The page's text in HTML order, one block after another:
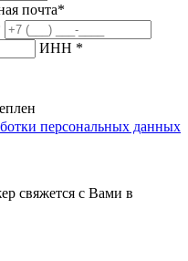
почта*
ИНН *
персональных данных
свяжется с Вами в